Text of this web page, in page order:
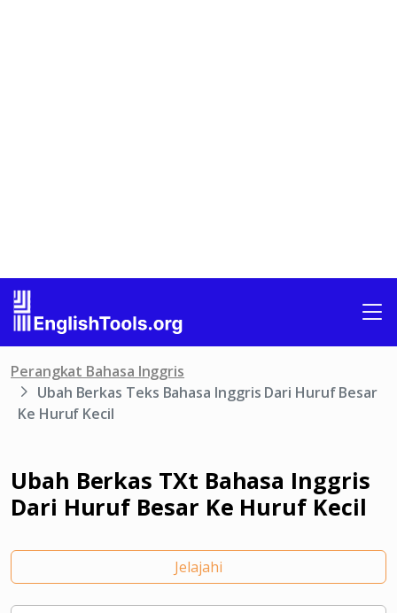
Perangkat Bahasa Inggris
Ubah Berkas Teks Bahasa Inggris Dari Huruf Besar
Ke Huruf Kecil
Ubah Berkas TXt Bahasa Inggris
Dari Huruf Besar Ke Huruf Kecil
Jelajahi